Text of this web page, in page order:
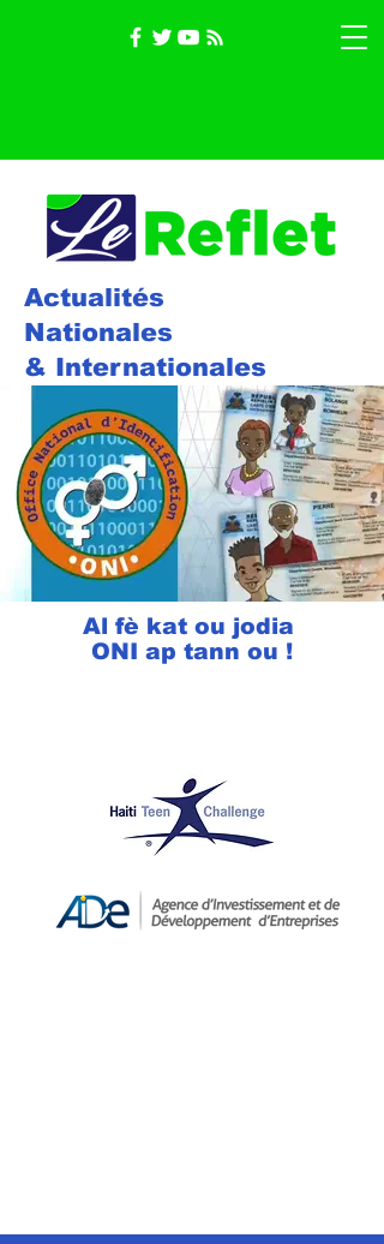
Actualités
Nationales
& Internationales
Al fè kat ou jodia
ONI ap tann ou !